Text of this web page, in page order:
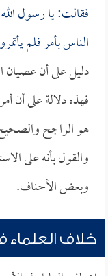
فقالت: يا رسول
الناس بأمر فلم
دليل على أن عصيان
فهذه دلالة على أن
هو الراجح
والقول بأنه على
وبعض الأحناف.
خلاف العلماء